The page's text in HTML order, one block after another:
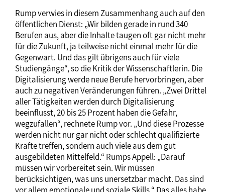
Rump verwies in diesem Zusammenhang auch auf den
öffentlichen Dienst: „Wir bilden gerade in rund 340
Berufen aus, aber die Inhalte taugen oft gar nicht mehr
für die Zukunft, ja teilweise nicht einmal mehr für die
Gegenwart. Und das gilt übrigens auch für viele
Studiengänge“, so die Kritik der Wissenschaftlerin. Die
Digitalisierung werde neue Berufe hervorbringen, aber
auch zu negativen Veränderungen führen. „Zwei Drittel
aller Tätigkeiten werden durch Digitalisierung
beeinflusst, 20 bis 25 Prozent haben die Gefahr,
wegzufallen“, rechnete Rump vor. „Und diese Prozesse
werden nicht nur gar nicht oder schlecht qualifizierte
Kräfte treffen, sondern auch viele aus dem gut
ausgebildeten Mittelfeld.“ Rumps Appell: „Darauf
müssen wir vorbereitet sein. Wir müssen
berücksichtigen, was uns unersetzbar macht. Das sind